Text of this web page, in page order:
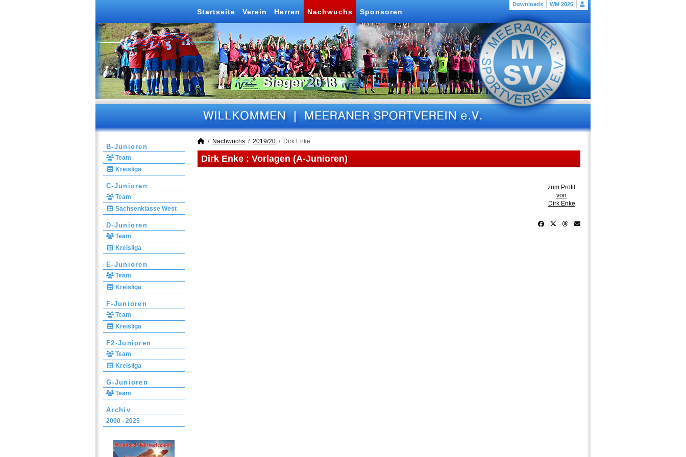
Downloads WM 2026
Startseite Verein Herren Nachwuchs Sponsoren
B-Junioren
Team
Kreisliga
C-Junioren
Team
Sachsenklasse West
D-Junioren
Team
Kreisliga
E-Junioren
Team
Kreisliga
F-Junioren
Team
Kreisliga
F2-Junioren
Team
Kreisliga
G-Junioren
Team
Archiv
2000 - 2025
Nachwuchs 2019/20 Dirk Enke
Dirk Enke : Vorlagen (A-Junioren)
zum Profil
von
Dirk Enke